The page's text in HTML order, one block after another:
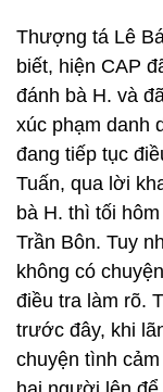
Thượng tá Lê
biết, hiện CAP
đánh bà H. và
xúc phạm danh
đang tiếp tục
Tuấn, qua lời
bà H. thì tối
Trần Bôn. Tuy
không có
điều tra làm rõ.
trước đây, khi
chuyện tình